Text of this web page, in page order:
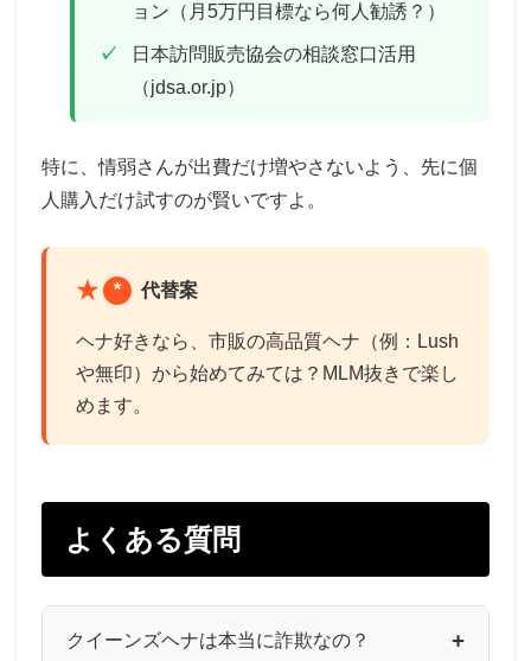
ョン（月5万円目標なら何人勧誘？）
日本訪問販売協会の相談窓口活用
（jdsa.or.jp）
特に、情弱さんが出費だけ増やさないよう、先に個
人購入だけ試すのが賢いですよ。
* 代替案
ヘナ好きなら、市販の高品質ヘナ（例：Lush
や無印）から始めてみては？MLM抜きで楽し
めます。
よくある質問
クイーンズヘナは本当に詐欺なの？